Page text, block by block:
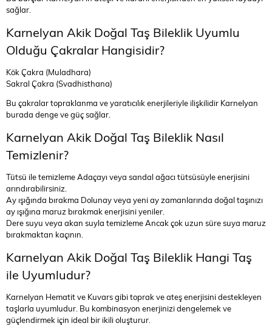
sağlar.
Karnelyan Akik Doğal Taş Bileklik Uyumlu
Olduğu Çakralar Hangisidir?
Kök Çakra (Muladhara)
Sakral Çakra (Svadhisthana)
Bu çakralar topraklanma ve yaratıcılık enerjileriyle ilişkilidir Karnelyan
burada denge ve güç sağlar.
Karnelyan Akik Doğal Taş Bileklik Nasıl
Temizlenir?
Tütsü ile temizleme Adaçayı veya sandal ağacı tütsüsüyle enerjisini
arındırabilirsiniz.
Ay ışığında bırakma Dolunay veya yeni ay zamanlarında doğal taşınızı
ay ışığına maruz bırakmak enerjisini yeniler.
Dere suyu veya akan suyla temizleme Ancak çok uzun süre suya maruz
bırakmaktan kaçının.
Karnelyan Akik Doğal Taş Bileklik Hangi Taş
ile Uyumludur?
Karnelyan Hematit ve Kuvars gibi toprak ve ateş enerjisini destekleyen
taşlarla uyumludur. Bu kombinasyon enerjinizi dengelemek ve
güçlendirmek için ideal bir ikili oluşturur.